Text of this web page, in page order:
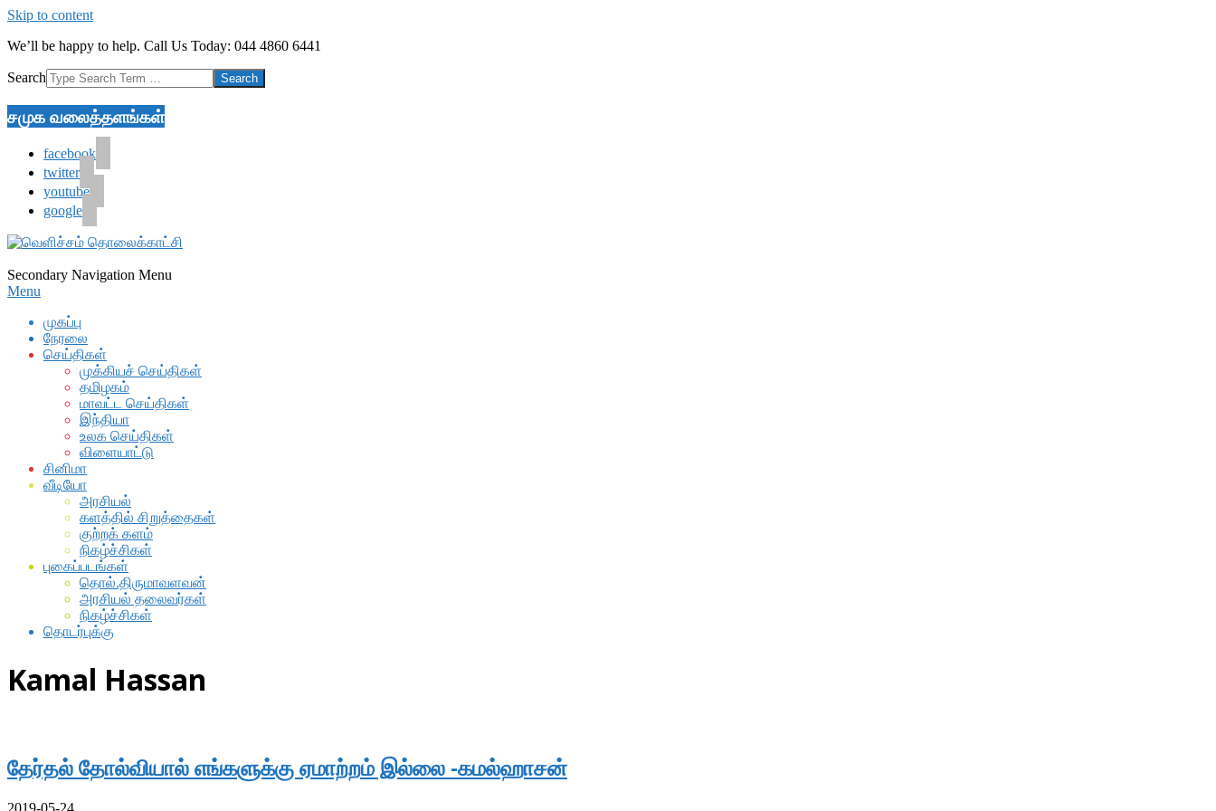
Skip to content
We’ll be happy to help. Call Us Today: 044 4860 6441
Search
சமுக வலைத்தளங்கள்
facebook
twitter
youtube
google
Secondary Navigation Menu
Menu
முகப்பு
நேரலை
செய்திகள்
முக்கியச் செய்திகள்
தமிழகம்
மாவட்ட செய்திகள்
இந்தியா
உலக செய்திகள்
விளையாட்டு
சினிமா
வீடியோ
அரசியல்
களத்தில் சிறுத்தைகள்
குற்றக் களம்
நிகழ்ச்சிகள்
புகைப்படங்கள்
தொல்.திருமாவளவன்
அரசியல் தலைவர்கள்
நிகழ்ச்சிகள்
தொடர்புக்கு
Kamal Hassan
தேர்தல் தோல்வியால் எங்களுக்கு ஏமாற்றம் இல்லை -கமல்ஹாசன்